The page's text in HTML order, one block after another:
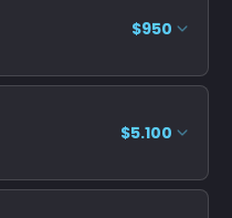
$950
$5.100